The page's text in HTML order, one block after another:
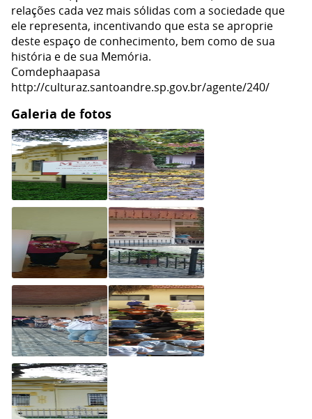
relações cada vez mais sólidas com a sociedade que
ele representa, incentivando que esta se aproprie
deste espaço de conhecimento, bem como de sua
história e de sua Memória.
Comdephaapasa
http://culturaz.santoandre.sp.gov.br/agente/240/
Galeria de fotos